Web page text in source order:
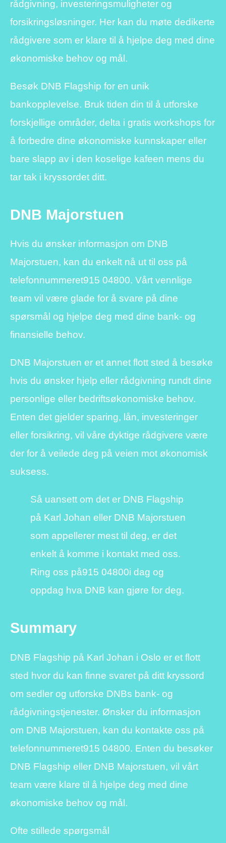
rådgivning, investeringsmuligheter og
forsikringsløsninger. Her kan du møte dedikerte
rådgivere som er klare til å hjelpe deg med dine
økonomiske behov og mål.
Besøk DNB Flagship for en unik
bankopplevelse. Bruk tiden din til å utforske
forskjellige områder, delta i gratis workshops for
å forbedre dine økonomiske kunnskaper eller
bare slapp av i den koselige kafeen mens du
tar tak i kryssordet ditt.
DNB Majorstuen
Hvis du ønsker informasjon om DNB
Majorstuen, kan du enkelt nå ut til oss på
telefonnummeret915 04800. Vårt vennlige
team vil være glade for å svare på dine
spørsmål og hjelpe deg med dine bank- og
finansielle behov.
DNB Majorstuen er et annet flott sted å besøke
hvis du ønsker hjelp eller rådgivning rundt dine
personlige eller bedriftsøkonomiske behov.
Enten det gjelder sparing, lån, investeringer
eller forsikring, vil våre dyktige rådgivere være
der for å veilede deg på veien mot økonomisk
suksess.
Så uansett om det er DNB Flagship
på Karl Johan eller DNB Majorstuen
som appellerer mest til deg, er det
enkelt å komme i kontakt med oss.
Ring oss på915 04800i dag og
oppdag hva DNB kan gjøre for deg.
Summary
DNB Flagship på Karl Johan i Oslo er et flott
sted hvor du kan finne svaret på ditt kryssord
om sedler og utforske DNBs bank- og
rådgivningstjenester. Ønsker du informasjon
om DNB Majorstuen, kan du kontakte oss på
telefonnummeret915 04800. Enten du besøker
DNB Flagship eller DNB Majorstuen, vil vårt
team være klare til å hjelpe deg med dine
økonomiske behov og mål.
Ofte stillede spørgsmål